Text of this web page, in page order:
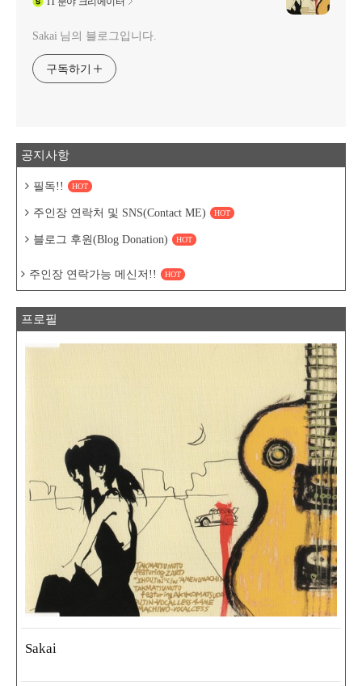
Sakai 님의 블로그입니다.
구독하기
공지사항
필독!! HOT
주인장 연락처 및 SNS(Contact ME) HOT
블로그 후원(Blog Donation) HOT
주인장 연락가능 메신저!! HOT
프로필
Sakai